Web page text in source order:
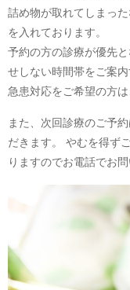
詰め物が取れてしまっ
を入れております。
予約の方の診療が優先
せしない時間帯をご案
急患対応をご希望の方
また、次回診療のご予
だきます。 やむを得ず
りますのでお電話でお